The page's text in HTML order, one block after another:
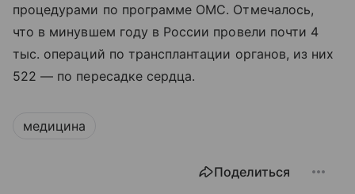
процедурами по программе ОМС. Отмечалось,
что в минувшем году в России провели почти 4
тыс. операций по трансплантации органов, из них
522 — по пересадке сердца.
медицина
Поделиться